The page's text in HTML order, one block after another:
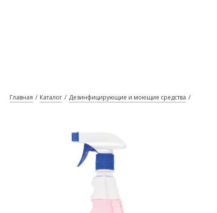
Главная Каталог Дезинфицирующие и моющие средства